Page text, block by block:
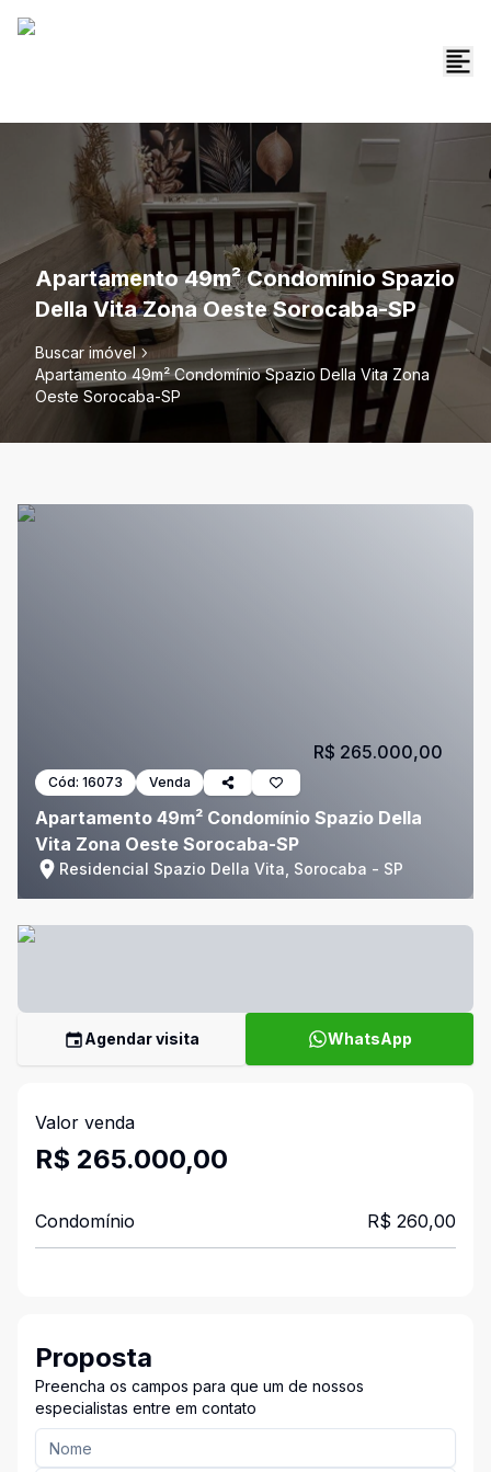
Apartamento 49m² Condomínio Spazio
Della Vita Zona Oeste Sorocaba-SP
Buscar imóvel
Apartamento 49m² Condomínio Spazio Della Vita Zona
Oeste Sorocaba-SP
Cód: 16073 Venda
Apartamento 49m² Condomínio Spazio Della
Vita Zona Oeste Sorocaba-SP
Residencial Spazio Della Vita, Sorocaba - SP
R$ 265.000,00
Agendar visita WhatsApp
Valor venda
R$ 265.000,00
Condomínio R$ 260,00
Proposta
Preencha os campos para que um de nossos
especialistas entre em contato